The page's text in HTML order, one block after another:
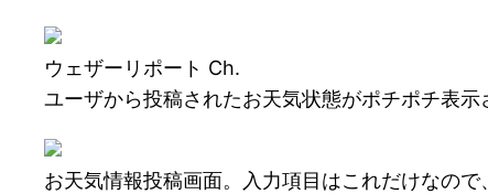
ウェザーリポート Ch.
ユーザから投稿されたお天気状態がポチポチ表示
お天気情報投稿画面。入力項目はこれだけなので